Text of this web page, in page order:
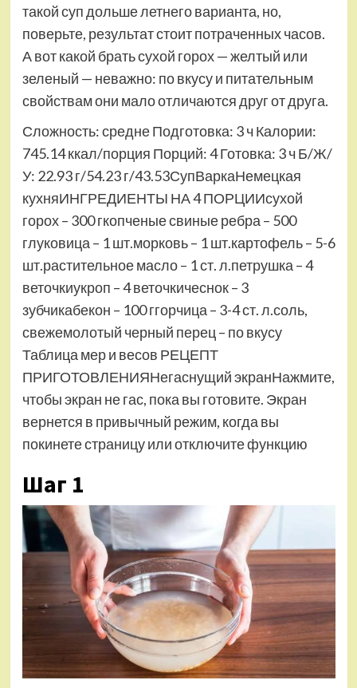
такой суп дольше летнего варианта, но,
поверьте, результат стоит потраченных часов.
А вот какой брать сухой горох — желтый или
зеленый — неважно: по вкусу и питательным
свойствам они мало отличаются друг от друга.
Сложность: средне Подготовка: 3 ч Калории:
745.14 ккал/порция Порций: 4 Готовка: 3 ч Б/Ж/
У: 22.93 г/54.23 г/43.53СупВаркаНемецкая
кухняИНГРЕДИЕНТЫ НА 4 ПОРЦИИсухой
горох – 300 гкопченые свиные ребра – 500
глуковица – 1 шт.морковь – 1 шт.картофель – 5-6
шт.растительное масло – 1 ст. л.петрушка – 4
веточкиукроп – 4 веточкичеснок – 3
зубчикабекон – 100 ггорчица – 3-4 ст. л.соль,
свежемолотый черный перец – по вкусу
Таблица мер и весов РЕЦЕПТ
ПРИГОТОВЛЕНИЯНегаснущий экранНажмите,
чтобы экран не гас, пока вы готовите. Экран
вернется в привычный режим, когда вы
покинете страницу или отключите функцию
Шаг 1